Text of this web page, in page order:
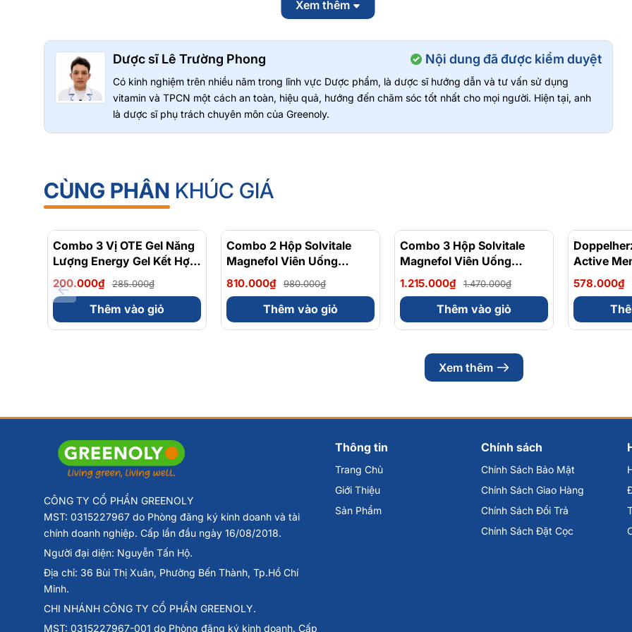
Hotline tư vấn: 0902 801 311
Website greenoly.vn
Xem thêm
Dược sĩ Lê Trường Phong Nội dung đã được kiểm duyệt
Có kinh nghiệm trên nhiều năm trong lĩnh vực Dược phẩm, là dược sĩ hướng dẫn và tư vấn sử dụng
vitamin và TPCN một cách an toàn, hiệu quả, hướng đến chăm sóc tốt nhất cho mọi người. Hiện tại, anh
là dược sĩ phụ trách chuyên môn của Greenoly.
CÙNG PHÂN KHÚC GIÁ
- 30%
Combo 3 Vị OTE Gel Năng
Lượng Energy Gel Kết Hợp
Carbohydrate Điện Giải
56gram 82kcal
200.000₫ 285.000₫
Thêm vào giỏ
- 17%
Combo 2 Hộp Solvitale
Magnefol Viên Uống
Magnesium Bisglycinate +
Vitamin nhóm B (Hộp 30
Viên)
810.000₫ 980.000₫
Thêm vào giỏ
- 17%
Combo 3 Hộp Solvitale
Magnefol Viên Uống
Magnesium Bisglycinate +
Vitamin nhóm B (Hộp 30
Viên)
1.215.000₫ 1.470.000₫
Thêm vào giỏ
Active
Tăng
Sinh Lý
578.000₫
Xem thêm
CÔNG TY CỔ PHẦN GREENOLY
MST: 0315227967 do Phòng đăng ký kinh doanh và tài
chính doanh nghiệp. Cấp lần đầu ngày 16/08/2018.
Người đại diện: Nguyễn Tấn Hộ.
Địa chỉ: 36 Bùi Thị Xuân, Phường Bến Thành, Tp.Hồ Chí
Minh.
CHI NHÁNH CÔNG TY CỔ PHẦN GREENOLY.
MST: 0315227967-001 do Phòng đăng ký kinh doanh. Cấp
Thông tin
Trang Chủ
Giới Thiệu
Sản Phẩm
Chính sách
Chính Sách Bảo Mật
Chính Sách Giao Hàng
Chính Sách Đổi Trả
Chính Sách Đặt Cọc